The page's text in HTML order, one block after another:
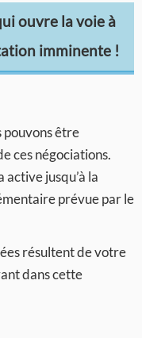
ouvre la voie à
imminente !
pouvons être
ces négociations.
jusqu’à la
prévue par le
résultent de votre
dans cette